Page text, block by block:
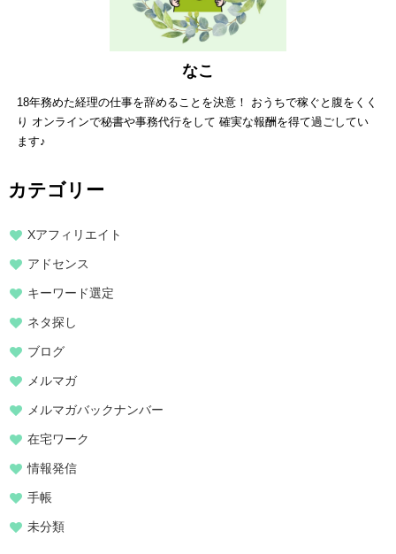
なこ
18年務めた経理の仕事を辞めることを決意！ おうちで稼ぐと腹をくく
り オンラインで秘書や事務代行をして 確実な報酬を得て過ごしてい
ます♪
カテゴリー
Xアフィリエイト
アドセンス
キーワード選定
ネタ探し
ブログ
メルマガ
メルマガバックナンバー
在宅ワーク
情報発信
手帳
未分類